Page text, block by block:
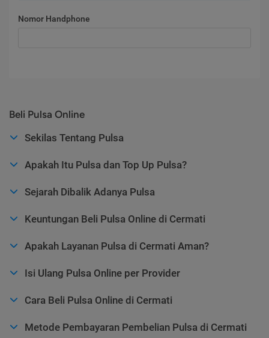
Nomor Handphone
Beli Pulsa Online
Sekilas Tentang Pulsa
Apakah Itu Pulsa dan Top Up Pulsa?
Sejarah Dibalik Adanya Pulsa
Keuntungan Beli Pulsa Online di Cermati
Apakah Layanan Pulsa di Cermati Aman?
Isi Ulang Pulsa Online per Provider
Cara Beli Pulsa Online di Cermati
Metode Pembayaran Pembelian Pulsa di Cermati